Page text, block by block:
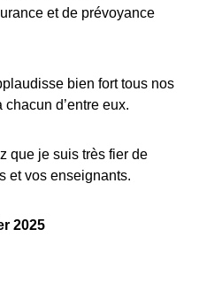
et de prévoyance
bien fort tous nos
d’entre eux.
que je suis très fier de
et vos enseignants.
2025